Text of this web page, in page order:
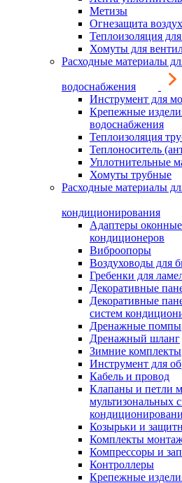
Метизы
Огнезащита
Теплоизоляция
Хомуты для
Расходные материалы
водоснабжения
Инструмент для
Крепежные
водоснабжения
Теплоизоляция
Теплоноситель
Уплотнительные
Хомуты трубные
Расходные материалы
кондиционирования
Адаптеры
кондиционеров
Виброопоры
Воздуховоды для
Гребенки для
Декоративные
Декоративные
систем
Дренажные помпы
Дренажный шланг
Зимние комплекты
Инструмент для
Кабель и провод
Клапаны и петли
мультизональных
Козырьки и
Комплекты
Компрессоры и
Контроллеры
Крепежные